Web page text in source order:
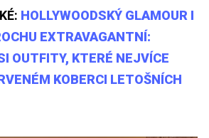
HOLLYWOODSKÝ GLAMOUR I
EXTRAVAGANTNÍ:
OUTFITY, KTERÉ NEJVÍCE
KOBERCI LETOŠNÍCH